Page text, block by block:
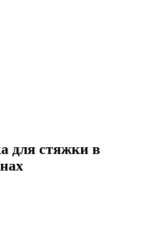
для стяжки в